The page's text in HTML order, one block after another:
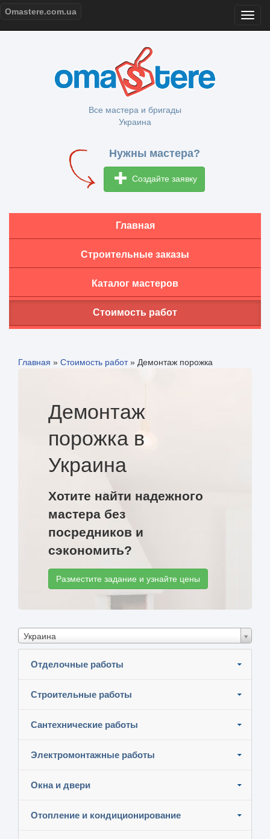
Omastere.com.ua
Все мастера и бригады
Украина
Нужны мастера?
Создайте заявку
Главная
Строительные заказы
Каталог мастеров
Стоимость работ
Главная » Стоимость работ» Демонтаж порожка
Демонтаж
порожка в
Украина
Хотите найти надежного
мастера без
посредников и
сэкономить?
Разместите задание и узнайте цены
Украина
Отделочные работы
Строительные работы
Сантехнические работы
Электромонтажные работы
Окна и двери
Отопление и кондиционирование